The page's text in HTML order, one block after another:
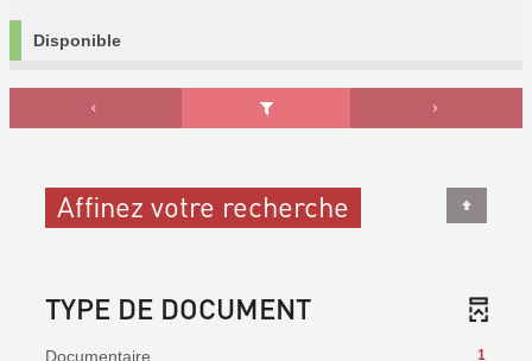
Disponible
Affinez votre recherche
TYPE DE DOCUMENT
1
Documentaire